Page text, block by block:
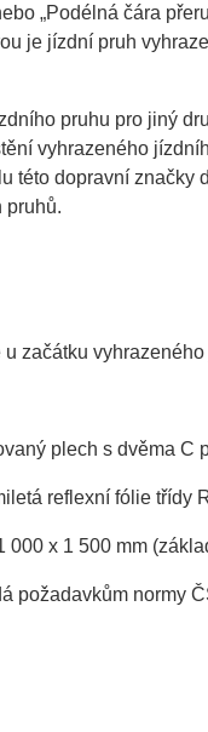
„Podélná čára
je jízdní pruh
pruhu pro jiný
vyhrazeného
této dopravní
pruhů.
začátku
plech s dvěma C
reflexní fólie třídy
000 x 1 500 mm
požadavkům normy